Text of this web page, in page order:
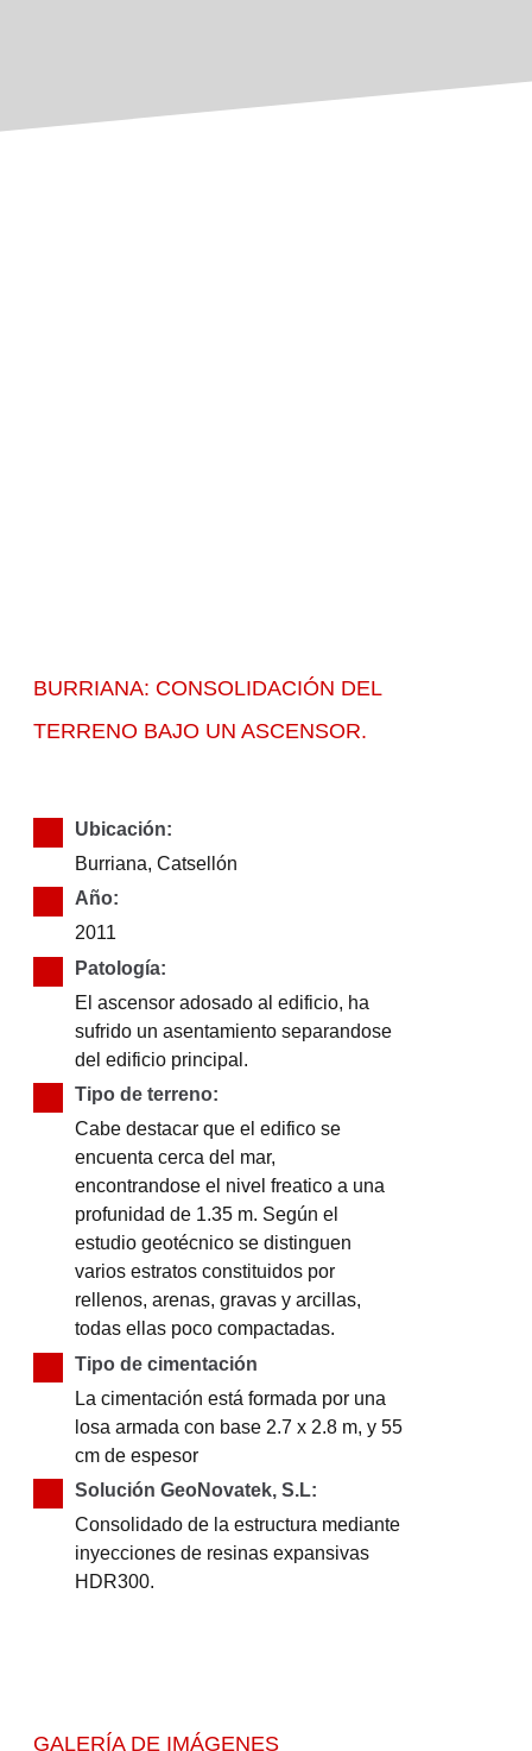
BURRIANA: CONSOLIDACIÓN DEL
TERRENO BAJO UN ASCENSOR.
Ubicación:
Burriana, Catsellón
Año:
2011
Patología:
El ascensor adosado al edificio, ha
sufrido un asentamiento separandose
del edificio principal.
Tipo de terreno:
Cabe destacar que el edifico se
encuenta cerca del mar,
encontrandose el nivel freatico a una
profunidad de 1.35 m. Según el
estudio geotécnico se distinguen
varios estratos constituidos por
rellenos, arenas, gravas y arcillas,
todas ellas poco compactadas.
Tipo de cimentación
La cimentación está formada por una
losa armada con base 2.7 x 2.8 m, y 55
cm de espesor
Solución GeoNovatek, S.L:
Consolidado de la estructura mediante
inyecciones de resinas expansivas
HDR300.
GALERÍA DE IMÁGENES